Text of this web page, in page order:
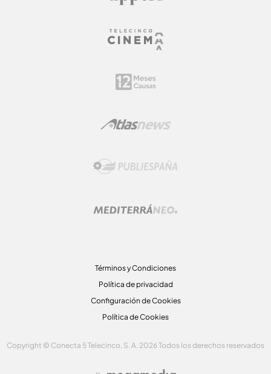
Términos y Condiciones
Política de privacidad
Configuración de Cookies
Política de Cookies
Copyright © Conecta 5 Telecinco, S. A. 2026 Todos los derechos reservados